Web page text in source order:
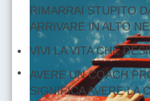
RIMARRAI STUPITO
ARRIVARE IN ALTO
VIVI LA VITA CHE
AVERE UN COACH
SIGNIFICA AVERE LA